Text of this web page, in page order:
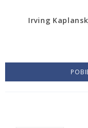
Irving